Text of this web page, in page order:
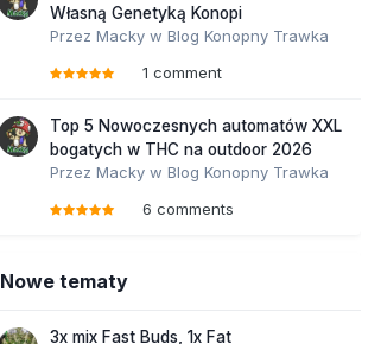
Własną Genetyką Konopi
Przez Macky w Blog Konopny Trawka
1 comment
Top 5 Nowoczesnych automatów XXL
bogatych w THC na outdoor 2026
Przez Macky w Blog Konopny Trawka
6 comments
Nowe tematy
3x mix Fast Buds, 1x Fat